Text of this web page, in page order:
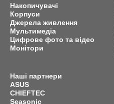
Накопичувачі
Корпуси
Джерела живлення
Мультимедіа
Цифрове фото та відео
Монітори
Наші партнери
ASUS
CHIEFTEC
Seasonic